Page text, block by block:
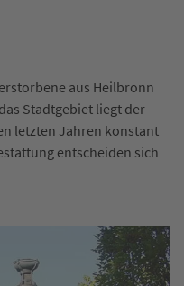
aus Heilbronn
Stadtgebiet liegt der
letzten Jahren konstant
entscheiden sich